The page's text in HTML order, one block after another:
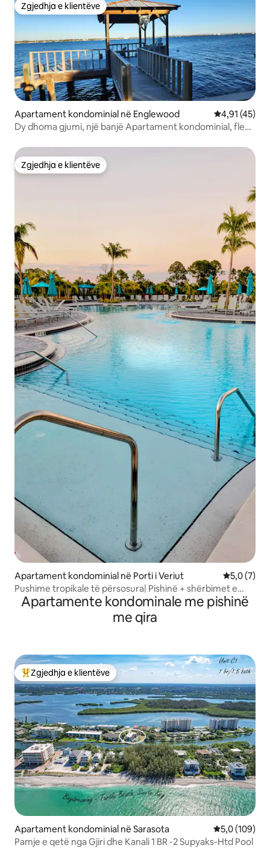
Zgjedhja e klientëve
Zgjedhja e klientëve
Apartament kondominial në Englewood Vlerësimi
4,91 (45)
Dy dhoma gjumi, një banjë Apartament kondominial, flenë
Zgjedhja e klientëve
Zgjedhja e klientëve
Apartament kondominial në Porti i Veriut Vlerësimi
5,0 (7)
Pushime tropikale të përsosura| Pishinë + shërbimet e
resortit
Apartamente kondominale me pishinë
me qira
Më të mirat e zgjedhjeve të klientëve
Zgjedhja e klientëve
Apartament kondominial në Sarasota Vlerësimi
5,0 (109)
Pamje e qetë nga Gjiri dhe Kanali 1 BR -2 Supyaks-Htd Pool